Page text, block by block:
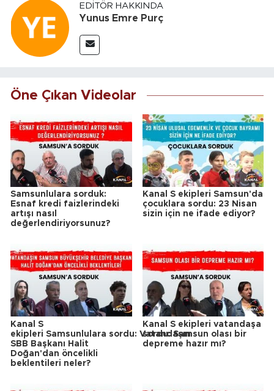
EDITÖR HAKKINDA
Yunus Emre Purç
Öne Çıkan Videolar
Samsunlulara sorduk:
Esnaf kredi faizlerindeki
artışı nasıl
değerlendiriyorsunuz?
Kanal S ekipleri Samsun'da
çocuklara sordu: 23 Nisan
sizin için ne ifade ediyor?
Kanal S
ekipleri Samsunlulara sordu: Vatandaşın
SBB Başkanı Halit
Doğan'dan öncelikli
beklentileri neler?
Kanal S ekipleri vatandaşa
sordu: Samsun olası bir
depreme hazır mı?